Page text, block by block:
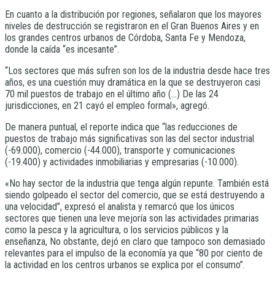
En cuanto a la distribución por regiones, señalaron que los mayores
niveles de destrucción se registraron en el Gran Buenos Aires y en
los grandes centros urbanos de Córdoba, Santa Fe y Mendoza,
donde la caída “es incesante”.
“Los sectores que más sufren son los de la industria desde hace tres
años, es una cuestión muy dramática en la que se destruyeron casi
70 mil puestos de trabajo en el último año (…) De las 24
jurisdicciones, en 21 cayó el empleo formal», agregó.
De manera puntual, el reporte indica que “las reducciones de
puestos de trabajo más significativas son las del sector industrial
(-69.000), comercio (-44.000), transporte y comunicaciones
(-19.400) y actividades inmobiliarias y empresarias (-10.000).
«No hay sector de la industria que tenga algún repunte. También está
siendo golpeado el sector del comercio, que se está destruyendo a
una velocidad”, expresó el analista y remarcó que los únicos
sectores que tienen una leve mejoría son las actividades primarias
como la pesca y la agricultura, o los servicios públicos y la
enseñanza, No obstante, dejó en claro que tampoco son demasiado
relevantes para el impulso de la economía ya que “80 por ciento de
la actividad en los centros urbanos se explica por el consumo”.